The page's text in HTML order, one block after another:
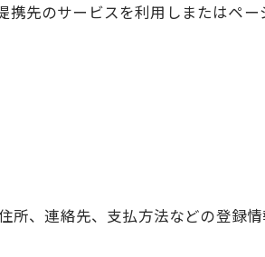
先のサービスを利用しまたはペー
所、連絡先、支払方法などの登録